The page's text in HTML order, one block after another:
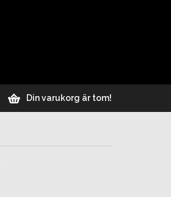
Din varukorg är tom!